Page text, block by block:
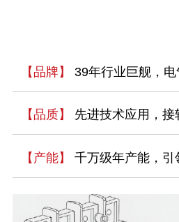
【品牌】 39年行业巨舰，
【品质】 先进技术应用，
【产能】 千万级年产能，